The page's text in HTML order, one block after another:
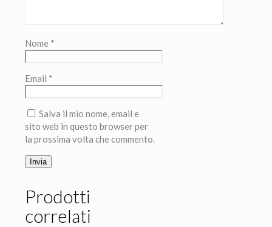
Nome *
Email *
Salva il mio nome, email e
sito web in questo browser per
la prossima volta che commento.
Prodotti
correlati